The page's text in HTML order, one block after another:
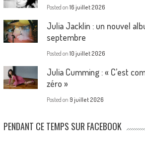
Posted on 16 juillet 2026
Julia Jacklin : un nouvel
septembre
Posted on 10 juillet 2026
Julia Cumming : « C’est
zéro »
Posted on 9 juillet 2026
PENDANT CE TEMPS SUR FACEBOOK